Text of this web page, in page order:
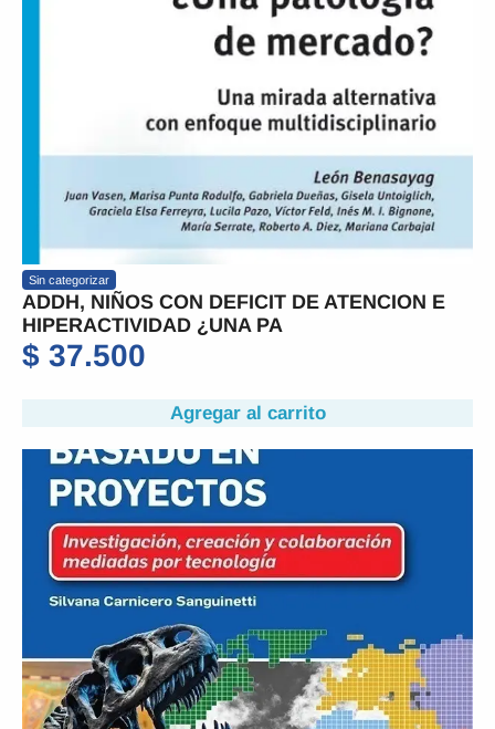
Sin categorizar
ADDH, NIÑOS CON DEFICIT DE ATENCION E
HIPERACTIVIDAD ¿UNA PA
$ 37.500
Agregar al carrito